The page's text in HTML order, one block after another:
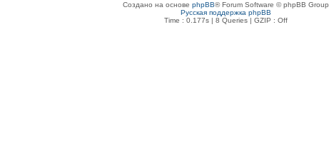
Создано на основе phpBB® Forum Software © phpBB Group
Русская поддержка phpBB
Time : 0.177s | 8 Queries | GZIP : Off